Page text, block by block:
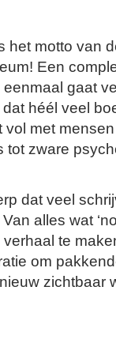
het motto van
Een
gaat
héél veel
met
tot zware
dat veel
alles wat
te
om
zichtbaar